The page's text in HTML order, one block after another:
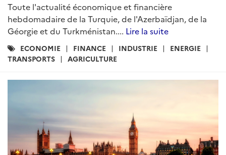
Toute l'actualité économique et financière
hebdomadaire de la Turquie, de l'Azerbaïdjan, de la
Géorgie et du Turkménistan.... Lire la suite
Catégories
:
ECONOMIE FINANCE INDUSTRIE
ENERGIE
TRANSPORTS
AGRICULTURE